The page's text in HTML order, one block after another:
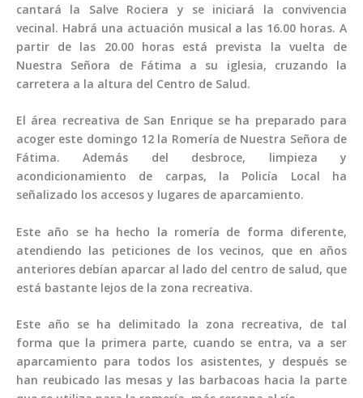
cantará la Salve Rociera y se iniciará la convivencia
vecinal. Habrá una actuación musical a las 16.00 horas. A
partir de las 20.00 horas está prevista la vuelta de
Nuestra Señora de Fátima a su iglesia, cruzando la
carretera a la altura del Centro de Salud.
El área recreativa de San Enrique se ha preparado para
acoger este domingo 12 la Romería de Nuestra Señora de
Fátima. Además del desbroce, limpieza y
acondicionamiento de carpas, la Policía Local ha
señalizado los accesos y lugares de aparcamiento.
Este año se ha hecho la romería de forma diferente,
atendiendo las peticiones de los vecinos, que en años
anteriores debían aparcar al lado del centro de salud, que
está bastante lejos de la zona recreativa.
Este año se ha delimitado la zona recreativa, de tal
forma que la primera parte, cuando se entra, va a ser
aparcamiento para todos los asistentes, y después se
han reubicado las mesas y las barbacoas hacia la parte